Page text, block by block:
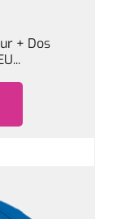
+ Dos